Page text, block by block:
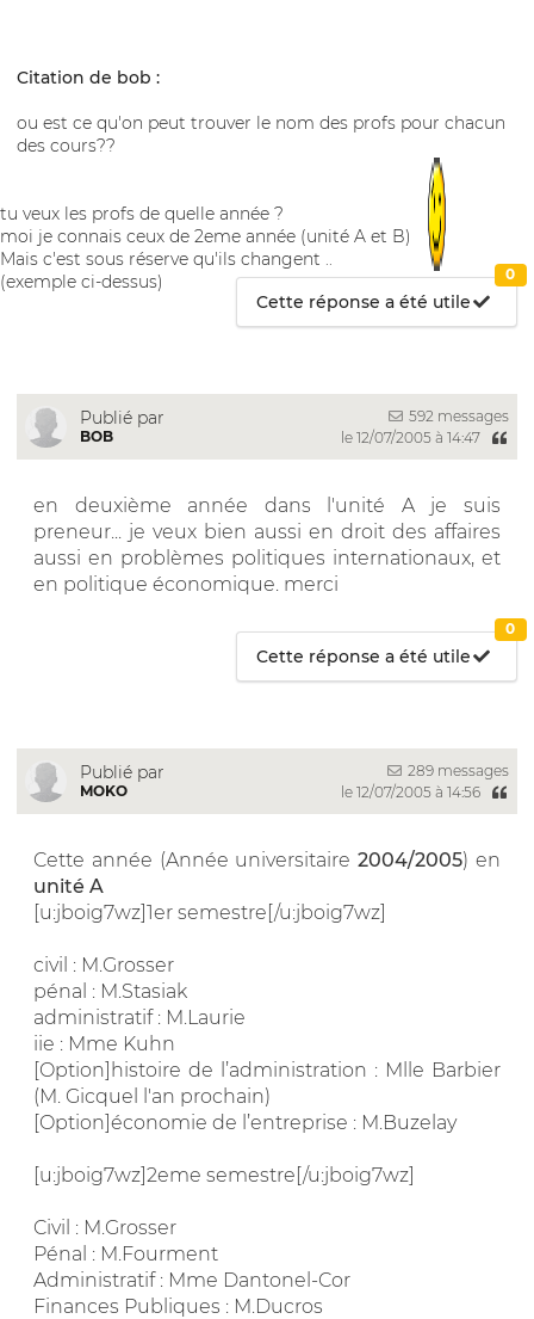
Citation de bob :
ou est ce qu'on peut trouver le nom des profs pour chacun
des cours??
tu veux les profs de quelle année ?
moi je connais ceux de 2eme année (unité A et B)
Mais c'est sous réserve qu'ils changent ..
(exemple ci-dessus)
Cette réponse a été utile
0
Publié par
BOB
592 messages
le 12/07/2005 à 14:47
en deuxième année dans l'unité A je suis
preneur... je veux bien aussi en droit des affaires
aussi en problèmes politiques internationaux, et
en politique économique. merci
Cette réponse a été utile
0
Publié par
MOKO
289 messages
le 12/07/2005 à 14:56
Cette année (Année universitaire2004/2005) en
unité A
[u:jboig7wz]1er semestre[/u:jboig7wz]
civil : M.Grosser
pénal : M.Stasiak
administratif : M.Laurie
iie : Mme Kuhn
[Option]histoire de l’administration : Mlle Barbier
(M. Gicquel l'an prochain)
[Option]économie de l’entreprise : M.Buzelay
[u:jboig7wz]2eme semestre[/u:jboig7wz]
Civil : M.Grosser
Pénal : M.Fourment
Administratif : Mme Dantonel-Cor
Finances Publiques : M.Ducros